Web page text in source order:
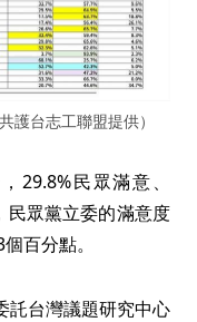
護台志工聯盟提供）
29.8%民眾滿意、
民眾黨立委的滿意度
百分點。
託台灣議題研究中心